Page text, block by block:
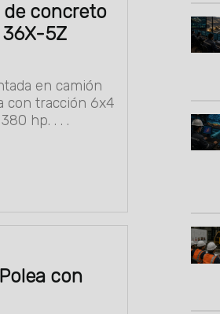
de concreto
5Z
en camión
con tracción 6x4
hp. . . .
con